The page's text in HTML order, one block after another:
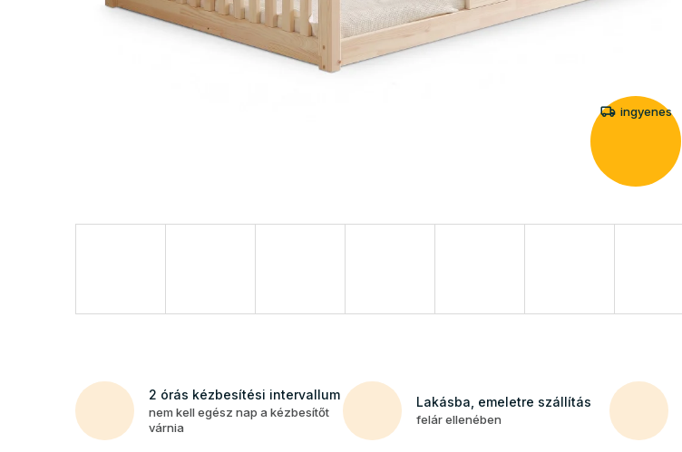
ingyenes
2 órás kézbesítési intervallum
nem kell egész nap a kézbesítőt
várnia
Lakásba, emeletre szállítás
felár ellenében